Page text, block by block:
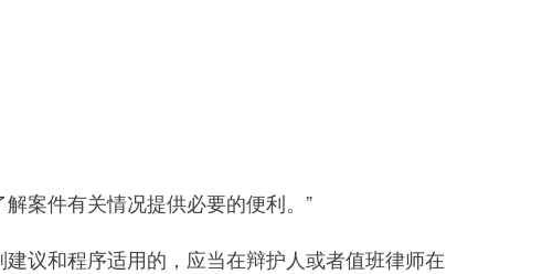
案件有关情况提供必要的便利。”
议和程序适用的，应当在辩护人或者值班律师在